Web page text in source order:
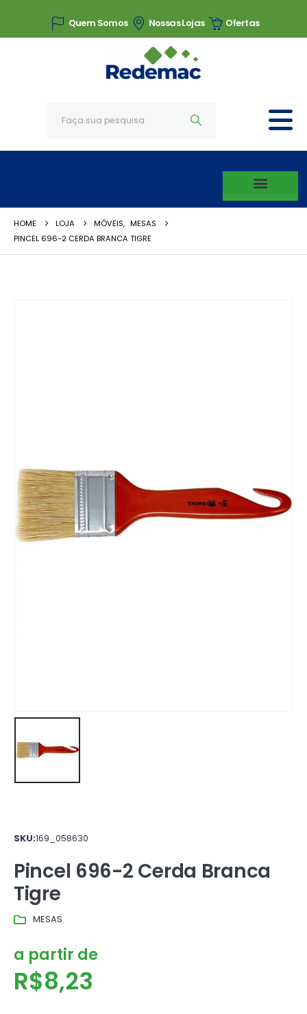
Quem Somos Nossas Lojas Ofertas
HOME LOJA MÓVEIS, MESAS
PINCEL 696-2 CERDA BRANCA TIGRE
SKU:169_058630
Pincel 696-2 Cerda Branca
Tigre
MESAS
a partir de
R$8,23